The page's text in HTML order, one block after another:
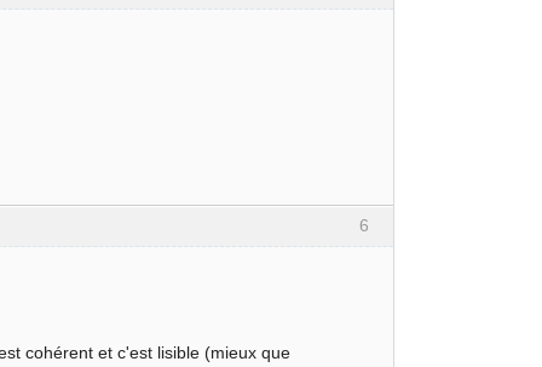
6
cohérent et c'est lisible (mieux que